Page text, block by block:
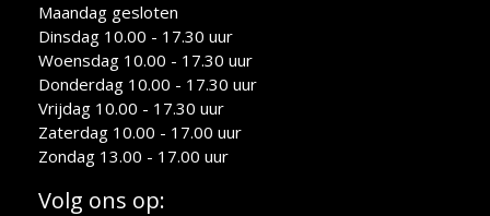
Maandag gesloten
Dinsdag 10.00 - 17.30 uur
Woensdag 10.00 - 17.30 uur
Donderdag 10.00 - 17.30 uur
Vrijdag 10.00 - 17.30 uur
Zaterdag 10.00 - 17.00 uur
Zondag 13.00 - 17.00 uur
Volg ons op: